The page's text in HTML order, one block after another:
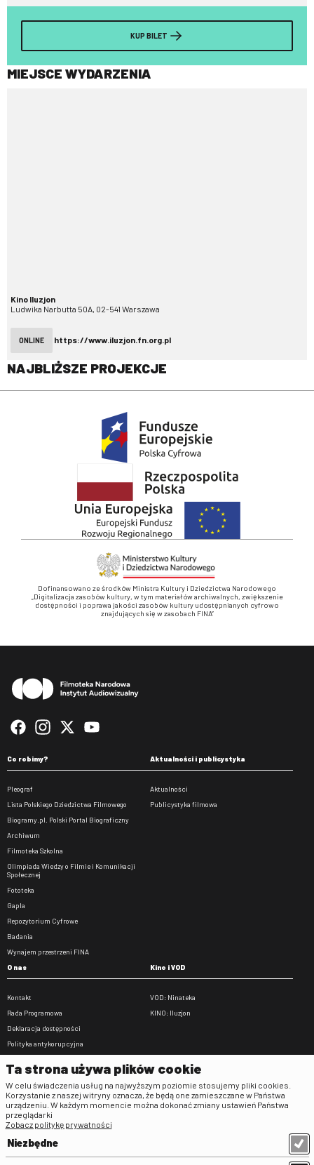
KUP BILET
MIEJSCE WYDARZENIA
Kino Iluzjon
Ludwika Narbutta 50A, 02-541 Warszawa
ONLINE https://www.iluzjon.fn.org.pl
NAJBLIŻSZE PROJEKCJE
Dofinansowano ze środków Ministra Kultury i Dziedzictwa Narodowego
„Digitalizacja zasobów kultury, w tym materiałów archiwalnych, zwiększenie
dostępności i poprawa jakości zasobów kultury udostępnianych cyfrowo
znajdujących się w zasobach FINA”
Co robimy?
Pleograf
Lista Polskiego Dziedzictwa Filmowego
Biogramy.pl. Polski Portal Biograficzny
Archiwum
Filmoteka Szkolna
Olimpiada Wiedzy o Filmie i Komunikacji
Społecznej
Fototeka
Gapla
Repozytorium Cyfrowe
Badania
Wynajem przestrzeni FINA
Aktualności i publicystyka
Aktualności
Publicystyka filmowa
O nas
Kontakt
Rada Programowa
Deklaracja dostępności
Polityka antykorupcyjna
Zamówienia publiczne
Praca w FINA
Kino i VOD
VOD: Ninateka
KINO: Iluzjon
Regulaminy
Klauzula informacyjna RODO
Ta strona używa plików cookie
W celu świadczenia usług na najwyższym poziomie stosujemy pliki cookies.
Korzystanie z naszej witryny oznacza, że będą one zamieszczane w Państwa
urządzeniu. W każdym momencie można dokonać zmiany ustawień Państwa
przeglądarki
Zobacz politykę prywatności
Niezbędne